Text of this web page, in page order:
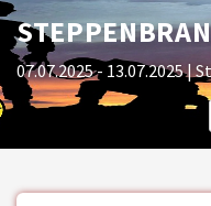
07.07.2025 - 13.07.2025|